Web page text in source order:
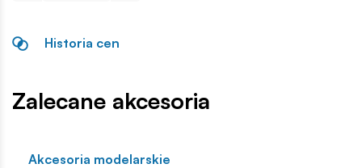
Historia cen
Zalecane akcesoria
Akcesoria modelarskie